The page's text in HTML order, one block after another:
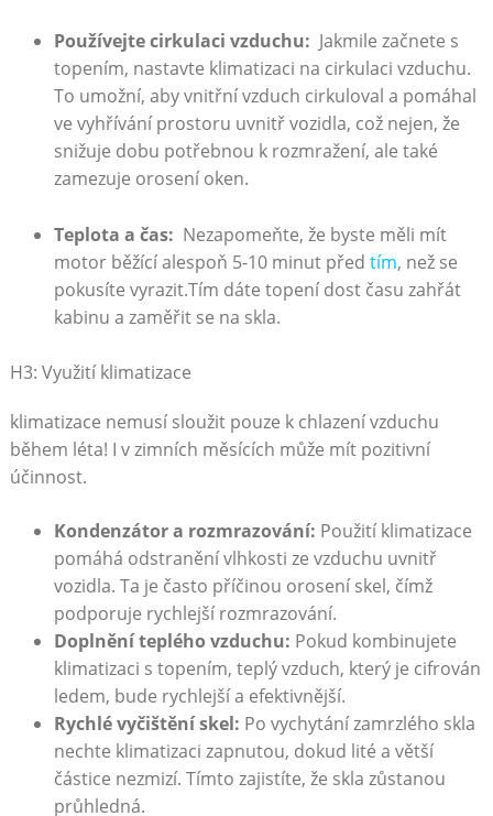
Používejte cirkulaci vzduchu: ‍ Jakmile začnete s
topením, nastavte klimatizaci na cirkulaci vzduchu.
To​ umožní, aby vnitřní vzduch cirkuloval a pomáhal
ve vyhřívání prostoru uvnitř vozidla, což nejen, ⁤že
snižuje dobu potřebnou k rozmražení, ale také
zamezuje orosení oken.
Teplota a čas: ⁤ Nezapomeňte,⁤ že byste měli mít
motor běžící alespoň 5-10 minut před tím,‍ než se‌
pokusíte vyrazit.Tím dáte topení dost času zahřát
kabinu a zaměřit se na skla.
H3: Využití klimatizace
klimatizace nemusí sloužit pouze k chlazení ⁤vzduchu
během léta! I v zimních měsících může ‍mít pozitivní
účinnost.
Kondenzátor a rozmrazování: Použití klimatizace
pomáhá odstranění vlhkosti ze vzduchu uvnitř
vozidla. ⁤Ta je často příčinou orosení skel, čímž
podporuje rychlejší rozmrazování.
Doplnění teplého vzduchu: Pokud kombinujete
klimatizaci s topením, ‍teplý vzduch, který je ‌cifrován
ledem, bude rychlejší‍ a‌ efektivnější.
Rychlé vyčištění skel: Po vychytání zamrzlého ⁣skla
nechte klimatizaci​ zapnutou, ⁤dokud lité a větší
částice nezmizí. Tímto zajistíte, že skla zůstanou
průhledná.